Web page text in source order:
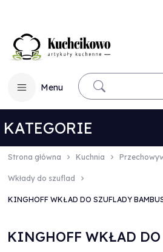
Menu
KATEGORIE
Strona główna Kuchnia
Wkłady do szuflad
KINGHOFF WKŁAD DO SZUFLADY
KINGHOFF WKŁAD DO